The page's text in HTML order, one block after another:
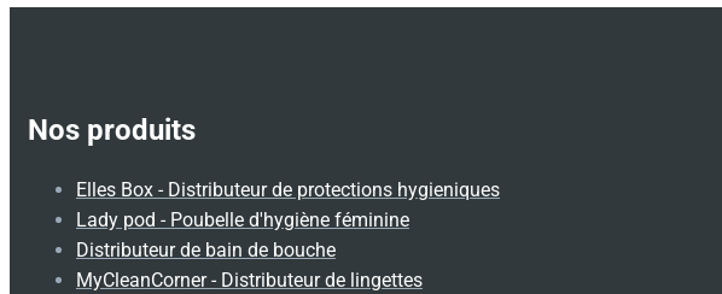
Nos produits
Elles Box - Distributeur de protections hygieniques
Lady pod - Poubelle d'hygiène féminine
Distributeur de bain de bouche
MyCleanCorner - Distributeur de lingettes